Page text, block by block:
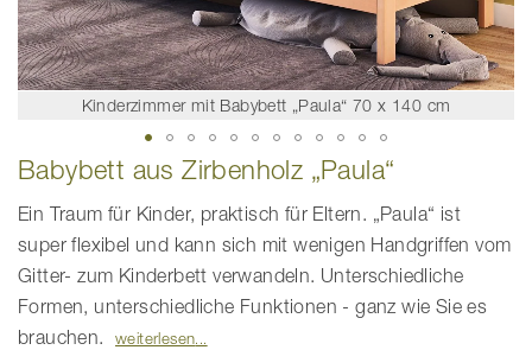
Kinderzimmer mit Babybett „Paula“ 70 x 140 cm
Zum
Anfang
Bildgalerie
Babybett aus Zirbenholz „Paula“
Ein Traum für Kinder, praktisch für Eltern. „Paula“ ist
super flexibel und kann sich mit wenigen Handgriffen vom
Gitter- zum Kinderbett verwandeln. Unterschiedliche
Formen, unterschiedliche Funktionen - ganz wie Sie es
brauchen.
weiterlesen